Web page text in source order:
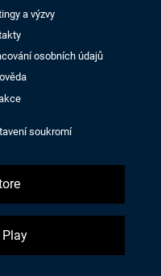
a výzvy
osobních údajů
soukromí
Play